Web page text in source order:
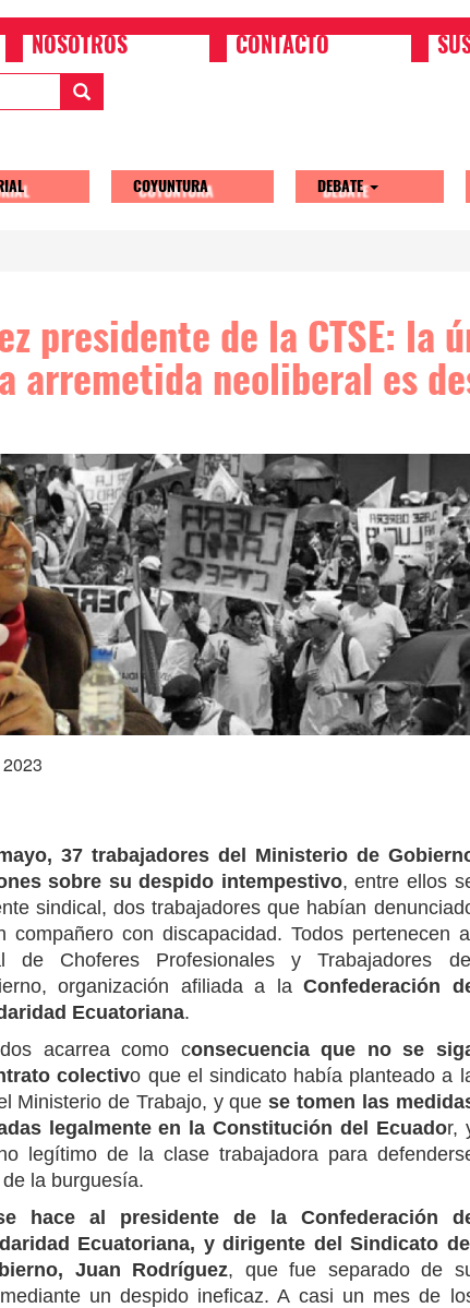
NOSOTROS CONTACTO
COYUNTURA DEBATE
presidente de la CTSE: la
arremetida neoliberal es
37 trabajadores del Ministerio de
sobre su despido intempestivo, entre ellos
sindical, dos trabajadores que habían
compañero con discapacidad. Todos pertenecen
de Choferes Profesionales y Trabajadores
organización afiliada a laConfederación
Ecuatoriana.
acarrea como consecuencia que no se
colectivo que el sindicato había planteado a
Ministerio de Trabajo, y quese tomen las
legalmente en la Constitución del Ecuador,
legítimo de la clase trabajadora para
la burguesía.
hace al presidente de la Confederación
Ecuatoriana, y dirigente del Sindicato
Juan Rodríguez, que fue separado de
un despido ineficaz. A casi un mes de